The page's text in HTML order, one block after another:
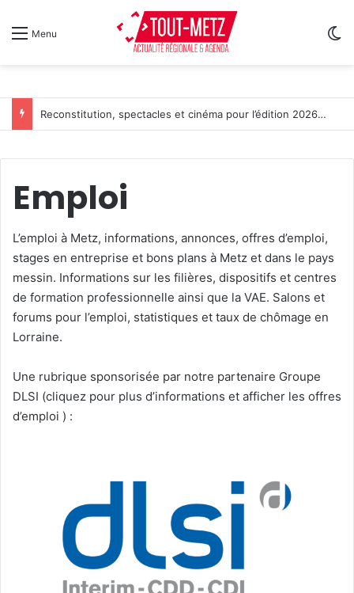
Menu
Reconstitution, spectacles et cinéma pour l’édition 2026 de « Ça tombe comme à Gravelotte »
Emploi
L’emploi à Metz, informations, annonces, offres d’emploi,
stages en entreprise et bons plans à Metz et dans le pays
messin. Informations sur les filières, dispositifs et centres
de formation professionnelle ainsi que la VAE. Salons et
forums pour l’emploi, statistiques et taux de chômage en
Lorraine.
Une rubrique sponsorisée par notre partenaire Groupe
DLSI (cliquez pour plus d’informations et afficher les offres
d’emploi ) :